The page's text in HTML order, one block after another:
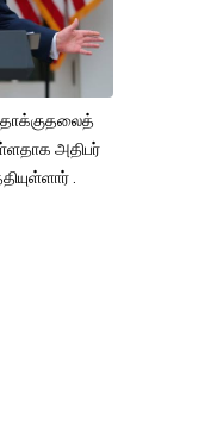
தாக்குதலைத்
அதிபர்
.